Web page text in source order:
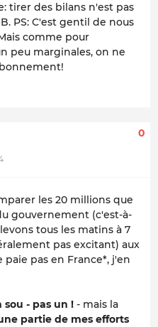
tirer des bilans n'est pas
PS: C'est gentil de nous
comme pour
peu marginales, on ne
0
les 20 millions que
gouvernement (c'est-à-
tous les matins à 7
pas excitant) aux
pas en France*, j'en
- pas un ! - mais la
partie de mes efforts